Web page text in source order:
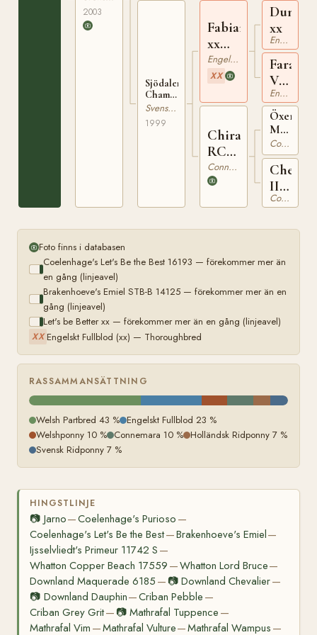
1298 H
2003
Sjödalens
Chamira
RP 1164
S
Svensk Ridponny
1999
Fabian
xx
RP
123
Engelskt Fullblod
XX
Chira
RC
952 Connemara
Dunphy
xx
Engelskt Fullblod
VI
xxEngelskt Fullblod
Marble
Jr
RC
61
Connemara
Cherie
II
RC
Connemara
Foto finns i databasen
Coelenhage's Let's Be the Best 16193 — förekommer mer än
en gång (linjeavel)
Brakenhoeve's Emiel STB-B 14125 — förekommer mer än en
gång (linjeavel)
Let's be Better xx — förekommer mer än en gång (linjeavel)
XX Engelskt Fullblod (xx) — Thoroughbred
RASSAMMANSÄTTNING
Welsh Partbred 43 % Engelskt Fullblod 23 %
Welshponny 10 % Connemara 10 % Holländsk Ridponny 7 %
Svensk Ridponny 7 %
HINGSTLINJE
📷 Jarno—Coelenhage's Purioso —
Coelenhage's Let's Be the Best—Brakenhoeve's Emiel—
Ijsselvliedt's Primeur 11742 S —
Whatton Copper Beach 17559 —Whatton Lord Bruce—
Downland Maquerade 6185 — 📷Downland Chevalier—
📷 Downland Dauphin—Criban Pebble —
Criban Grey Grit— 📷Mathrafal Tuppence —
Mathrafal Vim —Mathrafal Vulture—Mathrafal Wampus —